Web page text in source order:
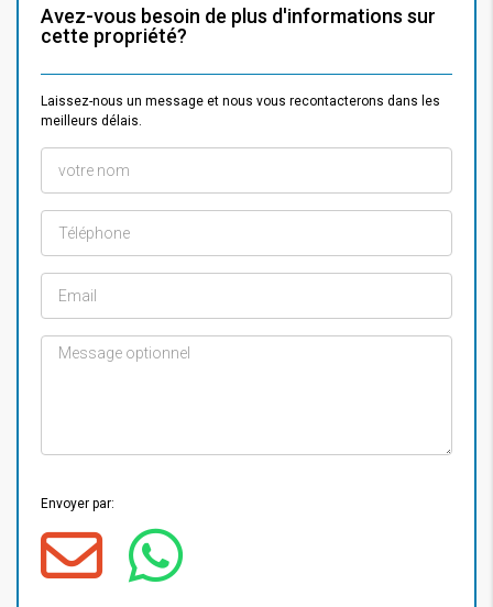
Avez-vous besoin de plus d'informations sur
cette propriété?
Laissez-nous un message et nous vous recontacterons dans les
meilleurs délais.
Envoyer par: